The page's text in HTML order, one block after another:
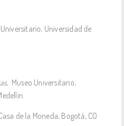
Universidad de
, Museo Universitario,
de la Moneda, Bogotá, CO